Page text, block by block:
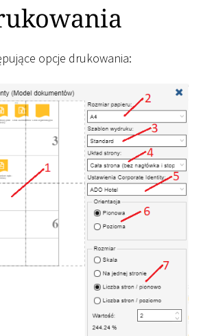
opcje drukowania: